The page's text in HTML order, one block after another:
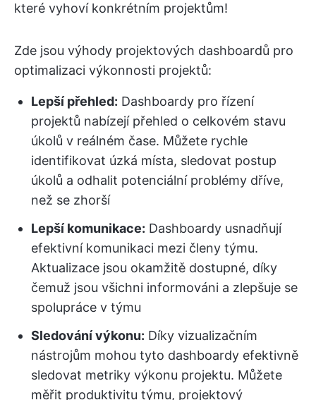
které vyhoví konkrétním projektům!
Zde jsou výhody projektových dashboardů pro
optimalizaci výkonnosti projektů:
Lepší přehled: Dashboardy pro řízení
projektů nabízejí přehled o celkovém stavu
úkolů v reálném čase. Můžete rychle
identifikovat úzká místa, sledovat postup
úkolů a odhalit potenciální problémy dříve,
než se zhorší
Lepší komunikace: Dashboardy usnadňují
efektivní komunikaci mezi členy týmu.
Aktualizace jsou okamžitě dostupné, díky
čemuž jsou všichni informováni a zlepšuje se
spolupráce v týmu
Sledování výkonu: Díky vizualizačním
nástrojům mohou tyto dashboardy efektivně
sledovat metriky výkonu projektu. Můžete
měřit produktivitu týmu, projektový